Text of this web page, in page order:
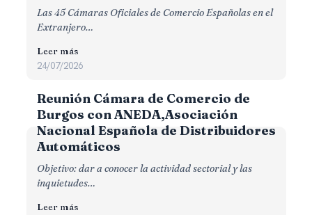
Las 45 Cámaras Oficiales de Comercio Españolas en el
Extranjero…
Leer más
24/07/2026
Reunión Cámara de Comercio de
Burgos con ANEDA,Asociación
Nacional Española de Distribuidores
Automáticos
Objetivo: dar a conocer la actividad sectorial y las
inquietudes…
Leer más